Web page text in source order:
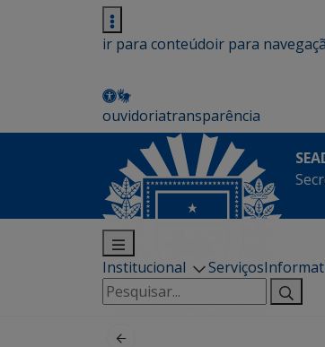
ir para conteúdoir para
ouvidoriatransparência
Institucional Serviços
Pesquisar
por: